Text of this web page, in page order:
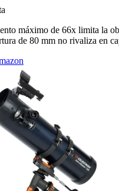
máximo de 66x limita la
de 80 mm no rivaliza en